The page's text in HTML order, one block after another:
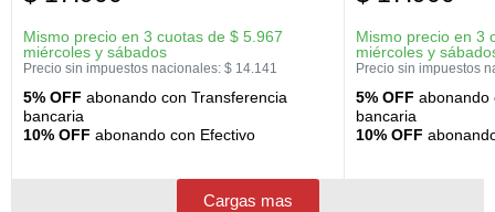
Mismo precio en 3 cuotas de $ 5.967
miércoles y sábados
Precio sin impuestos nacionales: $ 14.141
5% OFF abonando con Transferencia
bancaria
10% OFF abonando con Efectivo
Mismo precio en 3
miércoles y
Precio sin impuestos
5% OFF abonando
bancaria
10% OFF
Cargas mas